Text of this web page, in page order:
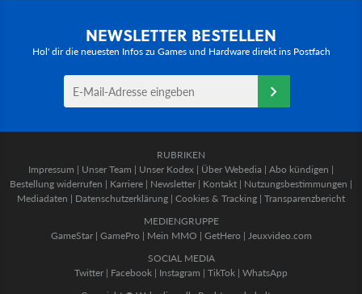
NEWSLETTER BESTELLEN
Hol' dir die neuesten Infos zu Games und Hardware direkt ins Postfach
RUBRIKEN
Impressum | Unser Team | Unser Kodex | Über Webedia | Abo kündigen |
Bestellung widerrufen | Karriere | Newsletter | Kontakt | Nutzungsbestimmungen |
Mediadaten | Datenschutzerklärung | Cookies & Tracking | Transparenzbericht
MEDIENGRUPPE
GameStar| GamePro | Mein MMO | GetHero | Jeuxvideo.com
SOCIAL MEDIA
Twitter | Facebook | Instagram | TikTok | WhatsApp